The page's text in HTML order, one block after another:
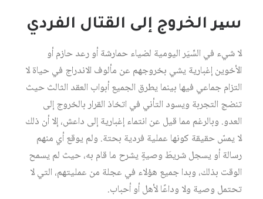
سیر الخروج إلى القتال الفردي
لا شيء في السِّیَر الیومیة لضیاء حمارشة أو رعد حازم أو
الأخوین إغباریة یشي بخروجھم عن مألوف الاندراج في حیاة لا
التزام جماعي فیھا بینما یطرق الجمیع أبواب العقد الثالث حیث
تنضج التجربة ویسود التأني في اتخاذ القرار بالخروج إلى
العدو. وبالرغم مما قیل عن انتماء إغباریة إلى داعش، إلا أن ذلك
لا یمسّ حقیقة كونھا عملیة فردیة بحتة. ولم یوقع أي منھم
رسالة أو یسجل شریطَ وصیةٍ یشرح ما قام به، حیث لم یسمح
الوقت بذلك، وبدا جميع ھؤلاء في عجلة من عملیتهم، التي لا
تحتمل وصیة ولا وداعًا لأھل أو أحباب.